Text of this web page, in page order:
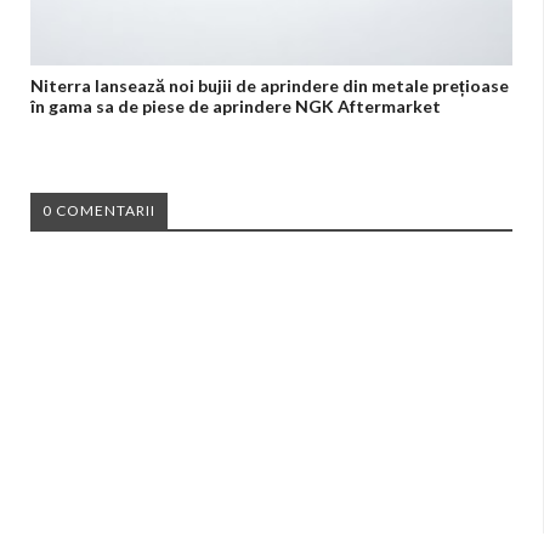
Niterra lansează noi bujii de aprindere din metale prețioase
în gama sa de piese de aprindere NGK Aftermarket
0 COMENTARII